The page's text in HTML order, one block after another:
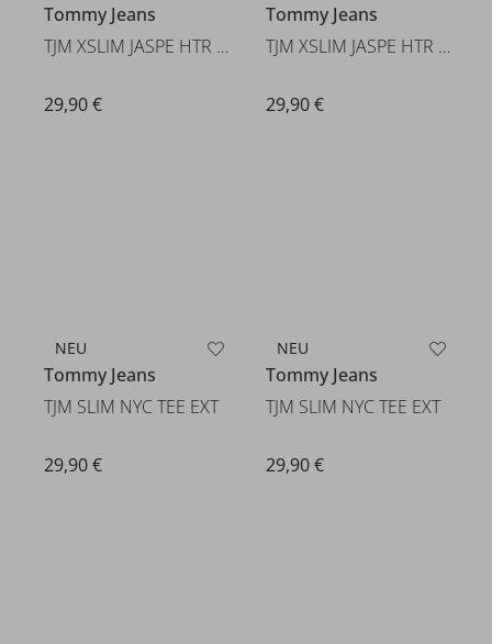
Tommy Jeans
Tommy Jeans
TJM XSLIM JASPE HTR TEE EXT
29,90 €
NEU
Tommy Jeans
TJM SLIM NYC TEE EXT
29,90 €
NEU
Tommy Jeans
TJM SLIM NYC TEE EXT
29,90 €